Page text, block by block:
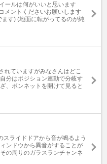
ールは何がいいと思います
メントくださいお願いします
す) (地面に転がってるのが純
れていますがみなさんはどこ
分はポジション連動で分岐す
、ボンネットを開けて見ると
ライドドアから音が鳴るよう
ンドウから異音がすることが
の周りのガラスランチャンネ